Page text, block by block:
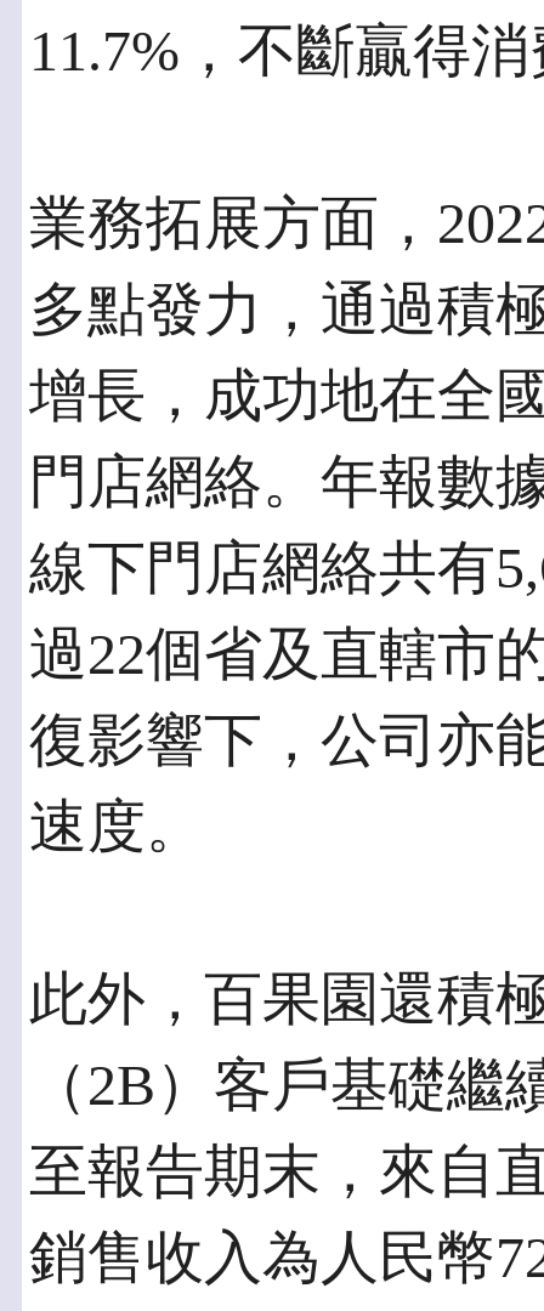
11.7%，不斷贏得
業務拓展方面，
多點發力，通過積
增長，成功地在全
門店網絡。年報數
線下門店網絡共有
過22個省及直轄市
復影響下，公司亦
速度。
此外，百果園還積
（2B）客戶基礎
至報告期末，來自
銷售收入為人民幣